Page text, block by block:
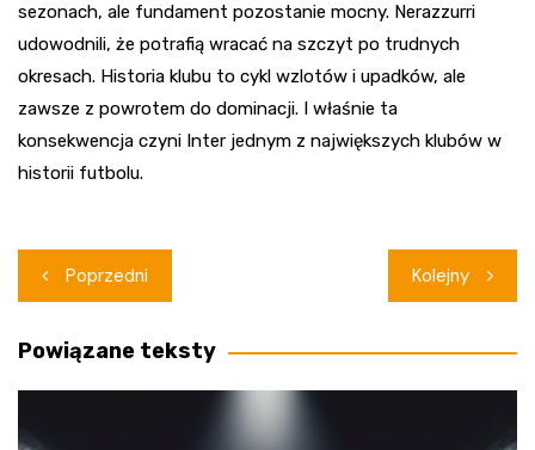
sezonach, ale fundament pozostanie mocny. Nerazzurri
udowodnili, że potrafią wracać na szczyt po trudnych
okresach. Historia klubu to cykl wzlotów i upadków, ale
zawsze z powrotem do dominacji. I właśnie ta
konsekwencja czyni Inter jednym z największych klubów w
historii futbolu.
Nawigacja
wpisu
Poprzedni Kolejny
Powiązane teksty